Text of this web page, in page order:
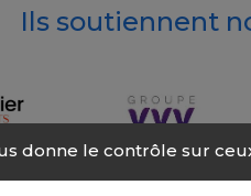
Ils soutiennent
donne le contrôle sur